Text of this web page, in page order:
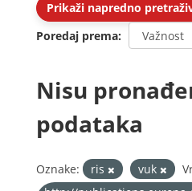
Prikaži napredno
Poredaj prema
Nisu
podataka
Oznake: ris vuk